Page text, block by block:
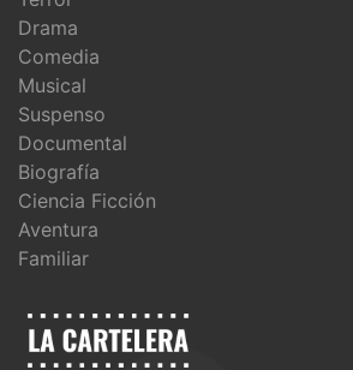
Drama
Comedia
Musical
Suspenso
Documental
Biografía
Ciencia Ficción
Aventura
Familiar